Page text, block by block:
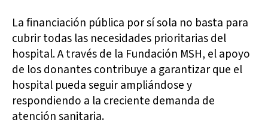
La financiación pública por sí sola no basta para
cubrir todas las necesidades prioritarias del
hospital. A través de la Fundación MSH, el apoyo
de los donantes contribuye a garantizar que el
hospital pueda seguir ampliándose y
respondiendo a la creciente demanda de
atención sanitaria.